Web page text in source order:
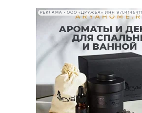
РЕКЛАМА • ООО «ДРУЖБА» ИНН 9704146411